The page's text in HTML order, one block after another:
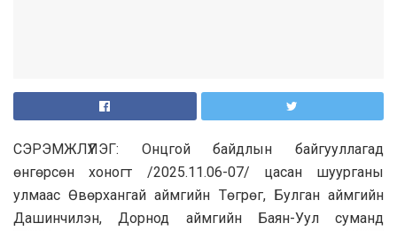
СЭРЭМЖЛҮҮЛЭГ: Онцгой байдлын байгууллагад
өнгөрсөн хоногт /2025.11.06-07/ цасан шуурганы
улмаас Өвөрхангай аймгийн Төгрөг, Булган аймгийн
Дашинчилэн, Дорнод аймгийн Баян-Уул суманд